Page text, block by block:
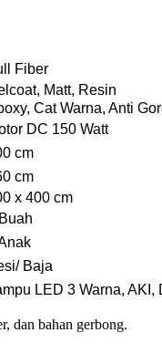
Fiber
Matt, Resin
Cat Warna, Anti
DC 150 Watt
cm
cm
x 400 cm
Baja
LED 3 Warna, AKI,
dan bahan gerbong.